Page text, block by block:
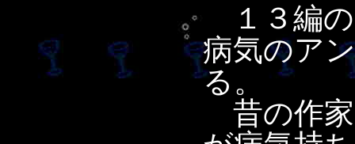
１３編
病気のア
る。
昔の作